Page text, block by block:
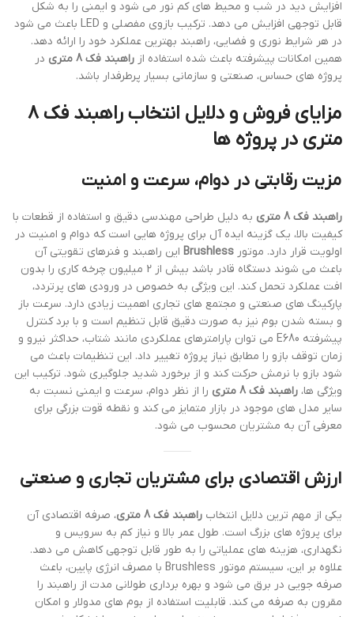
افزایش دید در شب و محیط های کم نور می شود و ایمنی را به شکل
قابل توجهی افزایش می دهد. ترکیب بازوی مفصلی و LED باعث می شود
در هر شرایط نوری و فضایی، راهبند بهترین عملکرد خود را ارائه دهد.
همین امکانات پیشرفته باعث شده استفاده از راهبند فک 8 متری
در
پروژه های حساس، صنعتی و سازمانی بسیار پرطرفدار باشد.
مزایای فروش و دلایل انتخاب راهبند فک 8
متری در پروژه ها
مزیت رقابتی در دوام، سرعت و امنیت
راهبند فک 8 متری
به دلیل طراحی مهندسی دقیق و استفاده از قطعات با
کیفیت بالا، یک گزینه ایده آل برای پروژه هایی است که دوام و امنیت در
اولویت قرار دارد. موتور Brushless این راهبند و فنرهای تقویتی آن
باعث می شوند دستگاه قادر باشد بیش از 2 میلیون چرخه کاری را بدون
افت عملکرد تحمل کند. این ویژگی به خصوص در ورودی های پرتردد،
پارکینگ های صنعتی و مجتمع های تجاری اهمیت زیادی دارد. سرعت باز
و بسته شدن بوم نیز به صورت دقیق قابل تنظیم است و با برد کنترل
پیشرفته E680 می توان پارامترهای عملکردی مانند شتاب، حداکثر نیرو و
زمان توقف بازو را مطابق نیاز پروژه تغییر داد. این تنظیمات باعث می
شود بازو با نرمش حرکت کند و از برخورد شدید جلوگیری شود. ترکیب این
ویژگی ها، راهبند فک 8 متری
را از نظر دوام، سرعت و ایمنی نسبت به
سایر مدل های موجود در بازار متمایز می کند و نقطه قوت بزرگی برای
معرفی آن به مشتریان محسوب می شود.
ارزش اقتصادی برای مشتریان تجاری و صنعتی
یکی از مهم ترین دلایل انتخاب راهبند فک 8 متری
، صرفه اقتصادی آن
برای پروژه های بزرگ است. طول عمر بالا و نیاز کم به سرویس و
نگهداری، هزینه های عملیاتی را به طور قابل توجهی کاهش می دهد.
علاوه بر این، سیستم موتور Brushless با مصرف انرژی پایین، باعث
صرفه جویی در برق می شود و بهره برداری طولانی مدت از راهبند را
مقرون به صرفه می کند. قابلیت استفاده از بوم های مدولار و امکان